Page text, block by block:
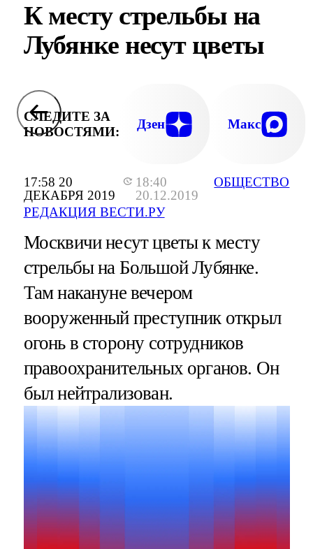
17:58 20
ДЕКАБРЯ 2019
18:40
20.12.2019
РЕДАКЦИЯ ВЕСТИ.РУ
ОБЩЕСТВО
К месту стрельбы на
Лубянке несут цветы
СЛЕДИТЕ ЗА
НОВОСТЯМИ:
Дзен Макс
Москвичи несут цветы к месту
стрельбы на Большой Лубянке.
Там накануне вечером
вооруженный преступник открыл
огонь в сторону сотрудников
правоохранительных органов. Он
был нейтрализован.